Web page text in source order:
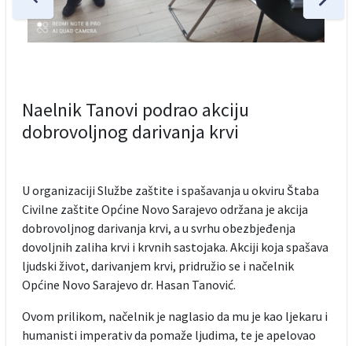
Naelnik Tanovi podrao akciju
dobrovoljnog darivanja krvi
U organizaciji Službe zaštite i spašavanja u okviru Štaba
Civilne zaštite Općine Novo Sarajevo održana je akcija
dobrovoljnog darivanja krvi, a u svrhu obezbjeđenja
dovoljnih zaliha krvi i krvnih sastojaka. Akciji koja spašava
ljudski život, darivanjem krvi, pridružio se i načelnik
Općine Novo Sarajevo dr. Hasan Tanović.
Ovom prilikom, načelnik je naglasio da mu je kao ljekaru i
humanisti imperativ da pomaže ljudima, te je apelovao